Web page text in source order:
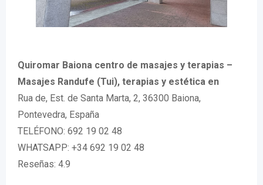
Quiromar Baiona centro de masajes y terapias –
Masajes Randufe (Tui), terapias y estética en
Rua de, Est. de Santa Marta, 2, 36300 Baiona,
Pontevedra, España
TELÉFONO: 692 19 02 48
WHATSAPP: +34 692 19 02 48
Reseñas: 4.9